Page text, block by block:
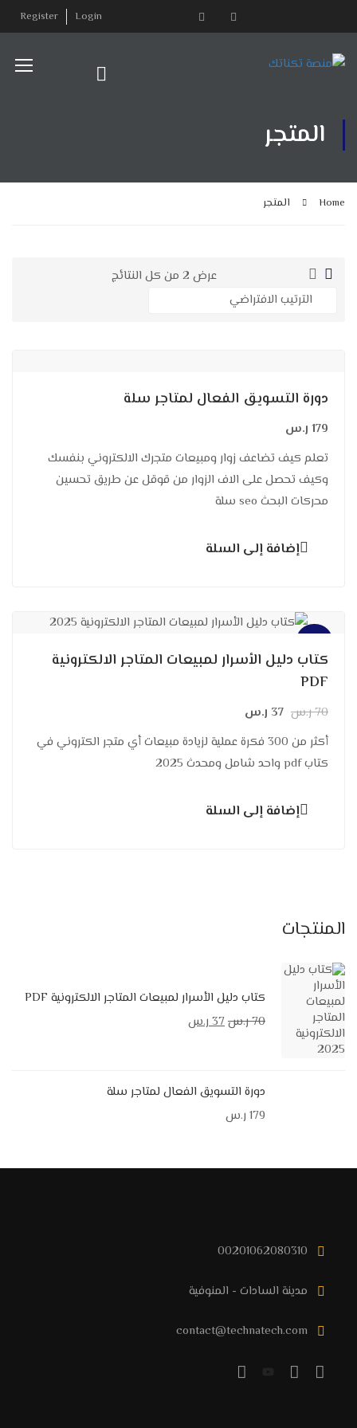
Register Login
المتجر
Home المتجر
عرض ⁦2⁩ من كل النتائج
دورة التسويق الفعال لمتاجر سلة
179 ر.س
تعلم كيف تضاعف زوار ومبيعات متجرك الالكتروني بنفسك
وكيف تحصل على الاف الزوار من قوقل عن طريق تحسين
محركات البحث seo سلة
إضافة إلى السلة
كتاب دليل الأسرار لمبيعات المتاجر الالكترونية
PDF
70ر.س 37 ر.س
أكثر من 300 فكرة عملية لزيادة مبيعات أي متجر الكتروني في
كتاب pdf واحد شامل ومحدث 2025
إضافة إلى السلة
المنتجات
كتاب دليل الأسرار لمبيعات المتاجر الالكترونية PDF
70ر.س37 ر.س
دورة التسويق الفعال لمتاجر سلة
179 ر.س
00201062080310
مدينة السادات - المنوفية
contact@technatech.com